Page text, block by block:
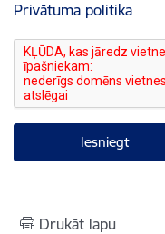
Privātuma politika
Drukāt lapu